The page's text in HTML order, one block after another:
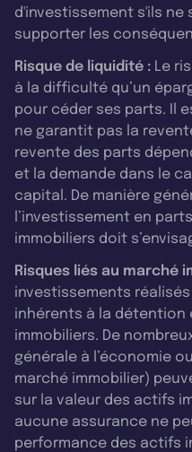
d'investissement s'ils ne
supporter les
Risque de liquidité : Le
à la difficulté qu’un
pour céder ses parts. Il
ne garantit pas la
revente des parts
et la demande dans le
capital. De manière
l’investissement en
immobiliers doit
Risques liés au marché
investissements
inhérents à la détention
immobiliers. De
générale à l’économie
marché immobilier)
sur la valeur des actifs
aucune assurance ne
performance des actifs